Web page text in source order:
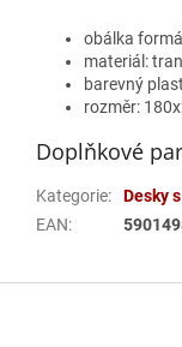
obálka
materiál:
barevný
rozměr:
Doplňkové
Kategorie:
Desky
EAN:
Z